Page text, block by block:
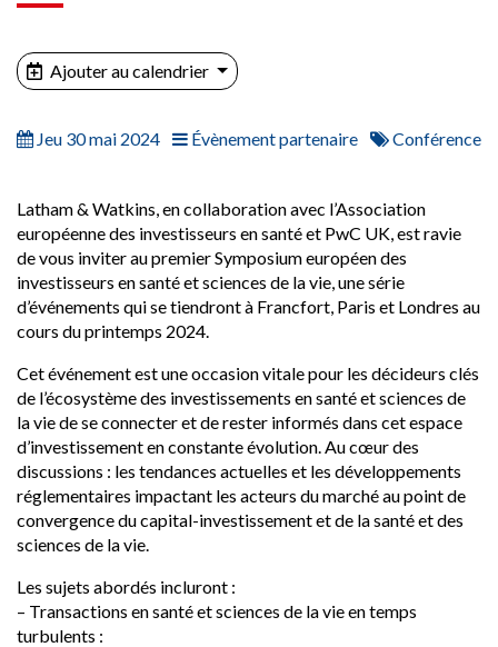
Ajouter au calendrier
Jeu 30 mai 2024 Évènement partenaire Conférence
Latham & Watkins, en collaboration avec l’Association
européenne des investisseurs en santé et PwC UK, est ravie
de vous inviter au premier Symposium européen des
investisseurs en santé et sciences de la vie, une série
d’événements qui se tiendront à Francfort, Paris et Londres au
cours du printemps 2024.
Cet événement est une occasion vitale pour les décideurs clés
de l’écosystème des investissements en santé et sciences de
la vie de se connecter et de rester informés dans cet espace
d’investissement en constante évolution. Au cœur des
discussions : les tendances actuelles et les développements
réglementaires impactant les acteurs du marché au point de
convergence du capital-investissement et de la santé et des
sciences de la vie.
Les sujets abordés incluront :
– Transactions en santé et sciences de la vie en temps
turbulents :